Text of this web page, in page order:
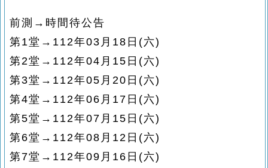
前測→時間待公告
第1堂→112年03月18日(六)
第2堂→112年04月15日(六)
第3堂→112年05月20日(六)
第4堂→112年06月17日(六)
第5堂→112年07月15日(六)
第6堂→112年08月12日(六)
第7堂→112年09月16日(六)